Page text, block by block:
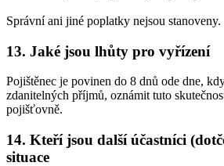
Správní ani jiné poplatky nejsou stanoveny.
13. Jaké jsou lhůty pro vyřízení
Pojištěnec je povinen do 8 dnů ode dne,
zdanitelných příjmů, oznámit tuto
pojišťovně.
14. Kteří jsou další účastníci
situace